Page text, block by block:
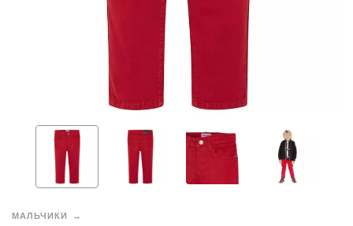
МАЛЬЧИКИ